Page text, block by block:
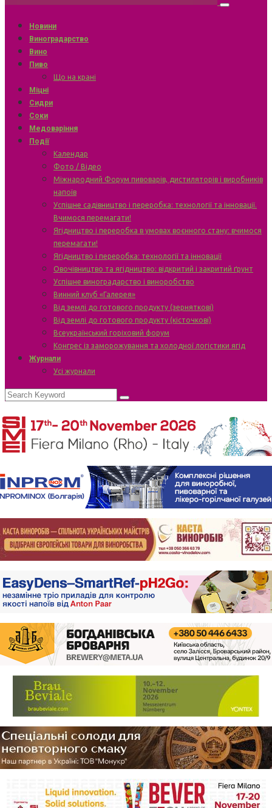
Новини
Виноградарство
Вино
Пиво
Що на крані
Міцні
Сидри
Соки
Медоваріння
Події
Календар
Фото / Відео
Міжнародний Форум пивоварів, дистиляторів і виробників
напоїв
Успішне садівництво і переробка: технології та інновації.
Вчимося перемагати!
Ягідництво і переробка в умовах воєнного стану: вчимося
перемагати!
Ягідництво і переробка: технології та інновації
Овочівництво та ягідництво: відкритий і закритий ґрунт
Успішне виноградарство і виноробство
Винний клуб «Галерея»
Від землі до готового продукту (зерняткові)
Від землі до готового продукту (кісточкові)
Всеукраїнський горіховий форум
Конгрес із заморожування та холодної логістики ягід
Журнали
Усі журнали